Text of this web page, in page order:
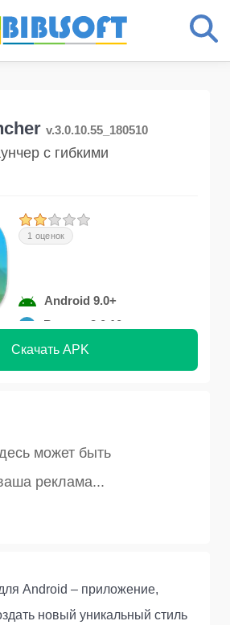
v.3.0.10.55_180510
с гибкими
1 оценок
Android 9.0+
Версия 3.0.10
Скачать APK
Android – приложение,
новый уникальный стиль